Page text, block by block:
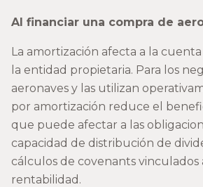
Al financiar una compra de
La amortización afecta a la
la entidad propietaria. Para los
aeronaves y las utilizan
por amortización reduce el
que puede afectar a las
capacidad de distribución de
cálculos de covenants vinculados
rentabilidad.